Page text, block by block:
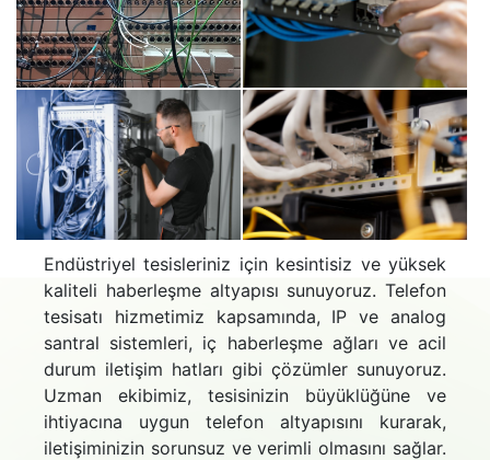
Endüstriyel tesisleriniz için kesintisiz ve yüksek
kaliteli haberleşme altyapısı sunuyoruz. Telefon
tesisatı hizmetimiz kapsamında, IP ve analog
santral sistemleri, iç haberleşme ağları ve acil
durum iletişim hatları gibi çözümler sunuyoruz.
Uzman ekibimiz, tesisinizin büyüklüğüne ve
ihtiyacına uygun telefon altyapısını kurarak,
iletişiminizin sorunsuz ve verimli olmasını sağlar.